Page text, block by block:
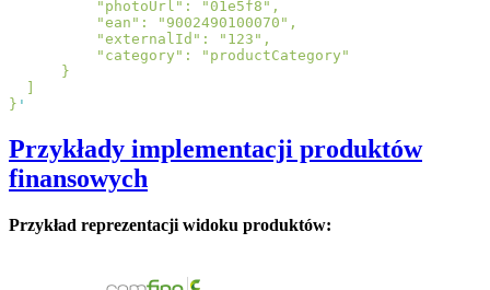
}
Przykłady implementacji produktów
finansowych
Przykład reprezentacji widoku produktów: